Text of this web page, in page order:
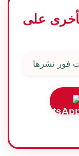
على
فور نشرها